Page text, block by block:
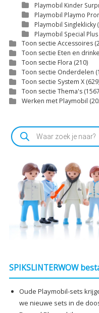
Playmobil Kinder
Playmobil Playmo
Playmobil Singleklicky
Playmobil Special Plus
Toon sectie Accessoires
Toon sectie Eten en
Toon sectie Flora (210)
Toon sectie Onderdelen
Toon sectie System X
Toon sectie Thema's
Werken met Playmobil
Producten
zoeken
SPIKSLINTERWOW
Oude Playmobil-sets
we nieuwe sets in de